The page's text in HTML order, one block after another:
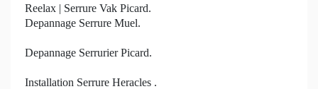
Reelax | Serrure Vak Picard.
Depannage Serrure Muel.
Depannage Serrurier Picard.
Installation Serrure Heracles .